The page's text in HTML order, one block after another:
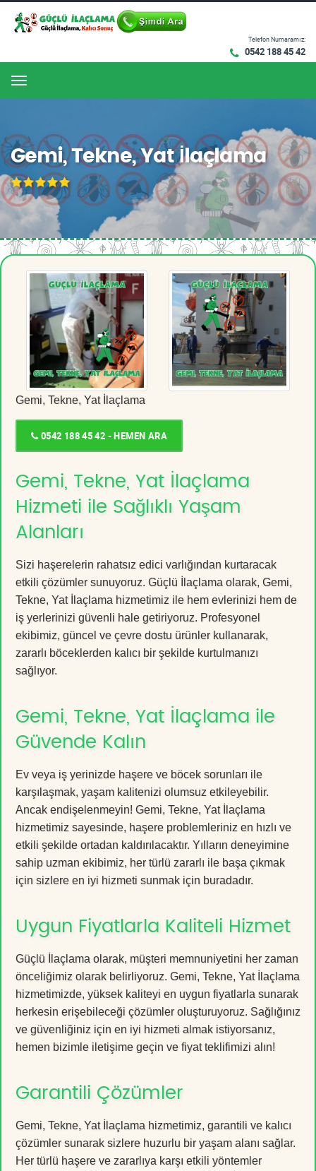
Telefon Numaramız:
0542 188 45 42
Menu
Gemi, Tekne, Yat İlaçlama
Gemi, Tekne, Yat İlaçlama
0542 188 45 42 - HEMEN ARA
Gemi, Tekne, Yat İlaçlama
Hizmeti ile Sağlıklı Yaşam
Alanları
Sizi haşerelerin rahatsız edici varlığından kurtaracak
etkili çözümler sunuyoruz. Güçlü İlaçlama olarak, Gemi,
Tekne, Yat İlaçlama hizmetimiz ile hem evlerinizi hem de
iş yerlerinizi güvenli hale getiriyoruz. Profesyonel
ekibimiz, güncel ve çevre dostu ürünler kullanarak,
zararlı böceklerden kalıcı bir şekilde kurtulmanızı
sağlıyor.
Gemi, Tekne, Yat İlaçlama ile
Güvende Kalın
Ev veya iş yerinizde haşere ve böcek sorunları ile
karşılaşmak, yaşam kalitenizi olumsuz etkileyebilir.
Ancak endişelenmeyin! Gemi, Tekne, Yat İlaçlama
hizmetimiz sayesinde, haşere problemleriniz en hızlı ve
etkili şekilde ortadan kaldırılacaktır. Yılların deneyimine
sahip uzman ekibimiz, her türlü zararlı ile başa çıkmak
için sizlere en iyi hizmeti sunmak için buradadır.
Uygun Fiyatlarla Kaliteli Hizmet
Güçlü İlaçlama olarak, müşteri memnuniyetini her zaman
önceliğimiz olarak belirliyoruz. Gemi, Tekne, Yat İlaçlama
hizmetimizde, yüksek kaliteyi en uygun fiyatlarla sunarak
herkesin erişebileceği çözümler oluşturuyoruz. Sağlığınız
ve güvenliğiniz için en iyi hizmeti almak istiyorsanız,
hemen bizimle iletişime geçin ve fiyat teklifimizi alın!
Garantili Çözümler
Gemi, Tekne, Yat İlaçlama hizmetimiz, garantili ve kalıcı
çözümler sunarak sizlere huzurlu bir yaşam alanı sağlar.
Her türlü haşere ve zararlıya karşı etkili yöntemler